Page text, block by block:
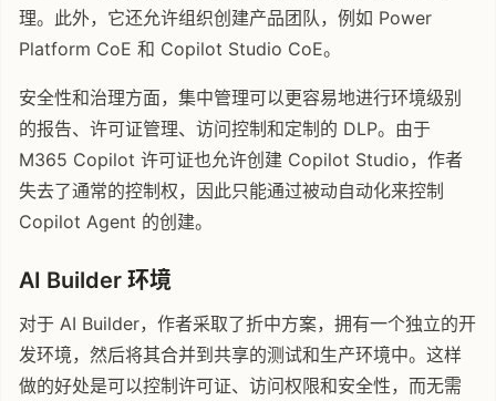
理。此外，它还允许组织创建产品团队，例如 Power
Platform CoE 和 Copilot Studio CoE。
安全性和治理方面，集中管理可以更容易地进行环境级别
的报告、许可证管理、访问控制和定制的 DLP。由于
M365 Copilot 许可证也允许创建 Copilot Studio，作者
失去了通常的控制权，因此只能通过被动自动化来控制
Copilot Agent 的创建。
AI Builder 环境
对于 AI Builder，作者采取了折中方案，拥有一个独立的开
发环境，然后将其合并到共享的测试和生产环境中。这样
做的好处是可以控制许可证、访问权限和安全性，而无需